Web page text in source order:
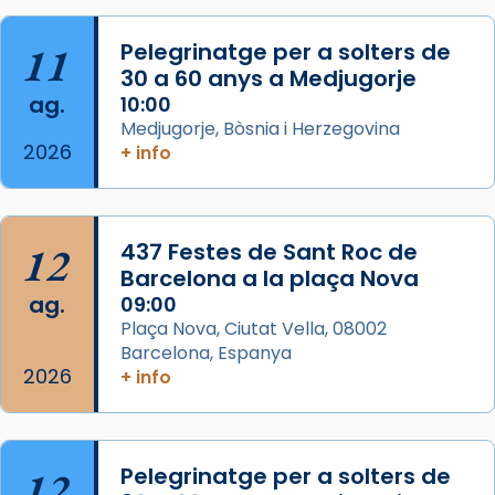
Josep Omella, ha presidit la missa i l’ha
concelebrat el bisbe auxiliar de Barcelona,
Mons. David Abadías.
📸 Dr. G. Simón
Photo
View on Facebook · Share
Arquebisbat de Barcelona
2 weeks ago
Memòria de les santes Juliana i
Semproniana, verges i màrtirs.
Acompanyant la història de sant Cugat, a
partir de l’Edat Mitjana sorgeix la tradició
que les santes Juliana (“relatiu a Júlia”) i
Semproniana (“relatiu a Semprònia =
eterna”) són deixebles seves. I l’any 1667, el
11
ag.
2026
Pelegrinatge per a solters de
30 a 60 anys a Medjugorje
10:00
Medjugorje, Bòsnia i Herzegovina
+ info
12
ag.
2026
437 Festes de Sant Roc de
Barcelona a la plaça Nova
09:00
Plaça Nova, Ciutat Vella, 08002
Barcelona, Espanya
+ info
Pelegrinatge per a solters de